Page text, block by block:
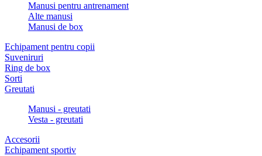
Manusi pentru antrenament
Alte manusi
Manusi de box
Echipament pentru copii
Suveniruri
Ring de box
Sorti
Greutati
Manusi - greutati
Vesta - greutati
Accesorii
Echipament sportiv